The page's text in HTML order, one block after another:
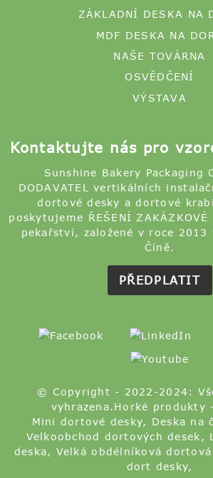
ZÁKLADNÍ DESKA NA
MDF DESKA NA
NAŠE TOVÁRNA
OSVĚDČENÍ
VÝSTAVA
Kontaktujte nás pro
Sunshine Bakery Packaging
DODAVATEL vertikálních
dortové desky a dortové
poskytujeme ŘEŠENÍ ZAKÁZKOVÉ
pekařství, založené v roce 2013
Číně.
PŘEDPLATIT
© Copyright - 2022-2024:
vyhrazena.Horké produkty
Mini dortové desky, Deska na
Velkoobchod dortových desek ,
deska, Velká obdélníková dortová
dort desky,